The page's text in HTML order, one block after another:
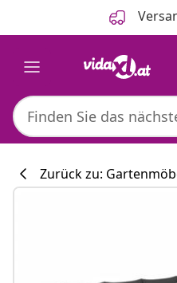
Zurück zu: